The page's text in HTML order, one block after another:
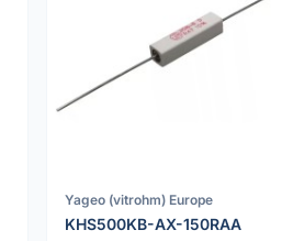
Yageo (vitrohm) Europe
KHS500KB-AX-150RAA